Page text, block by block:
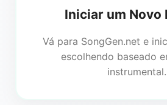
Iniciar um Novo
Vá para SongGen.net e
escolhendo baseado
instrumental.